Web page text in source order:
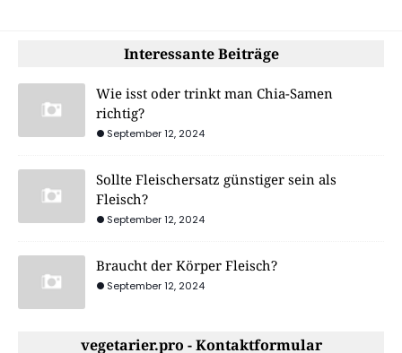
Interessante Beiträge
Wie isst oder trinkt man Chia-Samen
richtig?
September 12, 2024
Sollte Fleischersatz günstiger sein als
Fleisch?
September 12, 2024
Braucht der Körper Fleisch?
September 12, 2024
vegetarier.pro - Kontaktformular